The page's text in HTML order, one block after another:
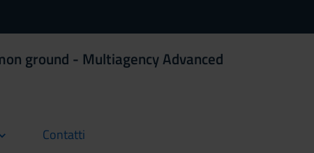
ground - Multiagency Advanced
Contatti
current